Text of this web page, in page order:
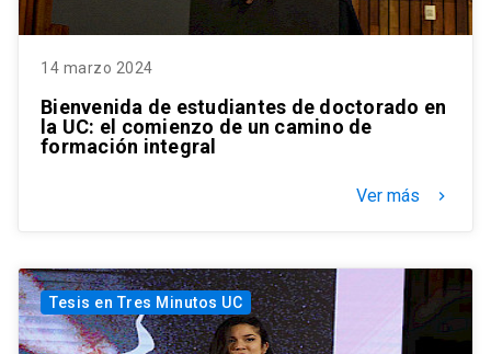
14 marzo 2024
Bienvenida de estudiantes de doctorado en
la UC: el comienzo de un camino de
formación integral
Ver más keyboard_arrow_right
Tesis en Tres Minutos UC